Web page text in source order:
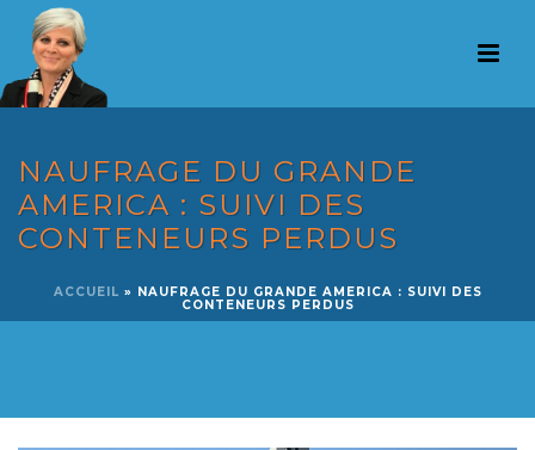
NAUFRAGE DU GRANDE
AMERICA : SUIVI DES
CONTENEURS PERDUS
ACCUEIL » NAUFRAGE DU GRANDE AMERICA : SUIVI DES
CONTENEURS PERDUS